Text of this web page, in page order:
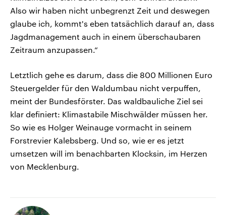
Also wir haben nicht unbegrenzt Zeit und deswegen
glaube ich, kommt's eben tatsächlich darauf an, dass
Jagdmanagement auch in einem überschaubaren
Zeitraum anzupassen.“
Letztlich gehe es darum, dass die 800 Millionen Euro
Steuergelder für den Waldumbau nicht verpuffen,
meint der Bundesförster. Das waldbauliche Ziel sei
klar definiert: Klimastabile Mischwälder müssen her.
So wie es Holger Weinauge vormacht in seinem
Forstrevier Kalebsberg. Und so, wie er es jetzt
umsetzen will im benachbarten Klocksin, im Herzen
von Mecklenburg.